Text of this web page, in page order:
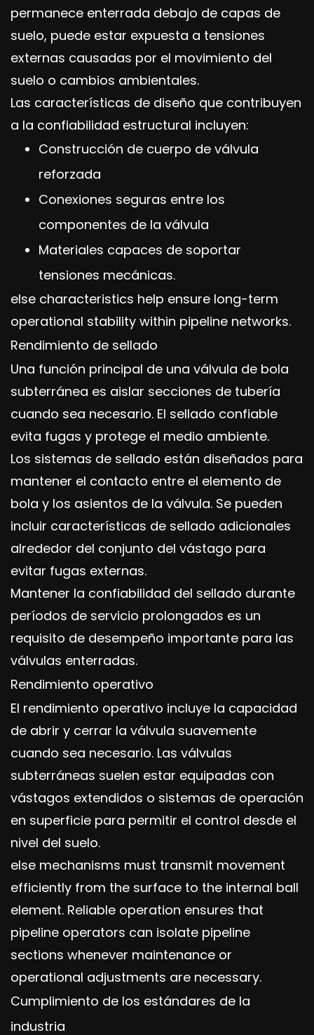
permanece enterrada debajo de capas de
suelo, puede estar expuesta a tensiones
externas causadas por el movimiento del
suelo o cambios ambientales.
Las características de diseño que contribuyen
a la confiabilidad estructural incluyen:
Construcción de cuerpo de válvula
reforzada
Conexiones seguras entre los
componentes de la válvula
Materiales capaces de soportar
tensiones mecánicas.
else characteristics help ensure long-term
operational stability within pipeline networks.
Rendimiento de sellado
Una función principal de una válvula de bola
subterránea es aislar secciones de tubería
cuando sea necesario. El sellado confiable
evita fugas y protege el medio ambiente.
Los sistemas de sellado están diseñados para
mantener el contacto entre el elemento de
bola y los asientos de la válvula. Se pueden
incluir características de sellado adicionales
alrededor del conjunto del vástago para
evitar fugas externas.
Mantener la confiabilidad del sellado durante
períodos de servicio prolongados es un
requisito de desempeño importante para las
válvulas enterradas.
Rendimiento operativo
El rendimiento operativo incluye la capacidad
de abrir y cerrar la válvula suavemente
cuando sea necesario. Las válvulas
subterráneas suelen estar equipadas con
vástagos extendidos o sistemas de operación
en superficie para permitir el control desde el
nivel del suelo.
else mechanisms must transmit movement
efficiently from the surface to the internal ball
element. Reliable operation ensures that
pipeline operators can isolate pipeline
sections whenever maintenance or
operational adjustments are necessary.
Cumplimiento de los estándares de la
industria